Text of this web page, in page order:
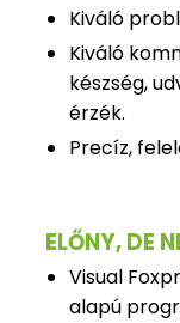
Kiváló
Kiváló
készség,
érzék.
Precíz,
ELŐNY, DE
Visual
alapú